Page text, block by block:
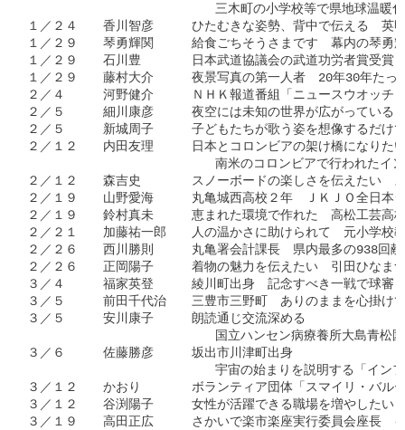
三木町の小学校等で県地球温暖化
１／２４　　香川智彦　　　ひたむきな姿勢、背中で伝える　英
１／２９　　琴勇輝関　　　給食ごちそうさまです　幕内の琴勇
１／２９　　石川豊　　　　日本武道協議会の武道功労者賞受賞
１／２９　　藤村大介　　　夜景写真の第一人者　20年30年
２／４　　　河野健介　　　ＮＨＫ報道番組「ニュースウオッチ
２／５　　　細川康彦　　　夜空には未知の世界が広がってい
２／５　　　新城周子　　　子どもたちが歌う姿を想像するだけ
２／１２　　内田友理　　　日本とコロンビアの架け橋になり
南米のコロンビアで行われたイン
２／１２　　森吉史　　　　スノーボードの楽しさを伝えたい　
２／１９　　山野愛海　　　丸亀城西高校２年　ＪＫＪＯ全日本
２／１９　　鈴村真未　　　恵まれた環境で作れた　高松工芸
２／２１　　加藤祐一郎　　人の温かさに助けられて　元小
２／２６　　西川勝則　　　丸亀署会計課長　県内最多の
２／２６　　正岡陽子　　　着物の魅力を伝えたい　引田ひなま
３／４　　　福家英登　　　綾川町出身　記念すべき一戦で球
３／５　　　前田千代治　　三豊市三野町　ありのままを心掛け
３／５　　　安川康子　　　朗読通じ交流深める
国立ハンセン病療養所大島青
３／６　　　佐藤勝彦　　　坂出市川津町出身
宇宙の始まりを説明する「イン
３／１２　　かおり　　　　ボランティア団体「スマイリ・バ
３／１２　　谷渕陽子　　　女性が活躍できる職場を増やしたい
３／１９　　高田正広　　　さかいで楽市楽座実行委員会